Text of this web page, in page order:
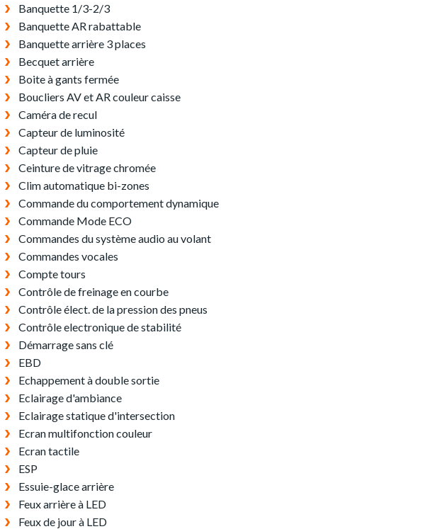
Banquette 1/3-2/3
Banquette AR rabattable
Banquette arrière 3 places
Becquet arrière
Boite à gants fermée
Boucliers AV et AR couleur caisse
Caméra de recul
Capteur de luminosité
Capteur de pluie
Ceinture de vitrage chromée
Clim automatique bi-zones
Commande du comportement dynamique
Commande Mode ECO
Commandes du système audio au volant
Commandes vocales
Compte tours
Contrôle de freinage en courbe
Contrôle élect. de la pression des pneus
Contrôle electronique de stabilité
Démarrage sans clé
EBD
Echappement à double sortie
Eclairage d'ambiance
Eclairage statique d'intersection
Ecran multifonction couleur
Ecran tactile
ESP
Essuie-glace arrière
Feux arrière à LED
Feux de jour à LED